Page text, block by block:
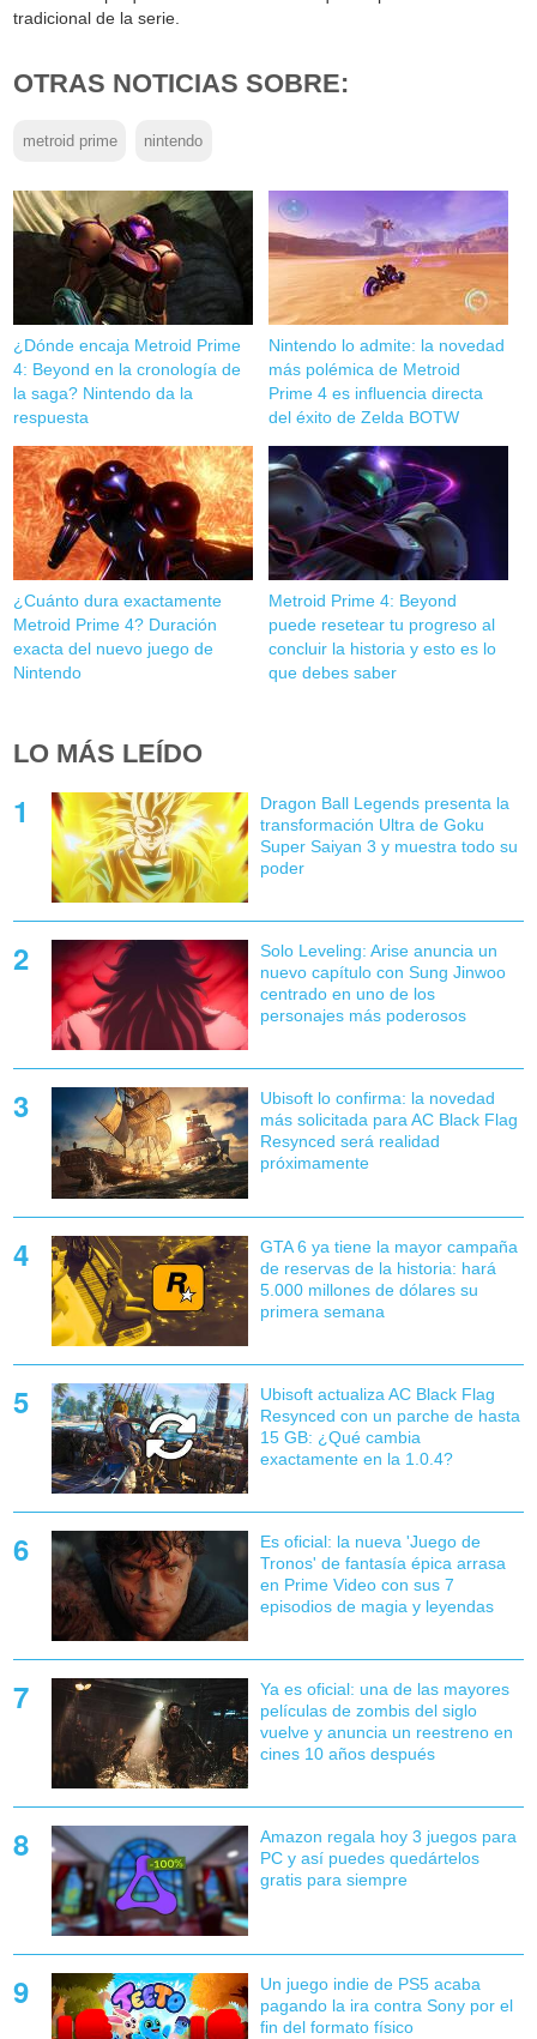
tradicional de la serie.
OTRAS NOTICIAS SOBRE:
metroid prime nintendo
¿Dónde encaja Metroid Prime
4: Beyond en la cronología de
la saga? Nintendo da la
respuesta
Nintendo lo admite: la novedad
más polémica de Metroid
Prime 4 es influencia directa
del éxito de Zelda BOTW
¿Cuánto dura exactamente
Metroid Prime 4? Duración
exacta del nuevo juego de
Nintendo
Metroid Prime 4: Beyond
puede resetear tu progreso al
concluir la historia y esto es lo
que debes saber
LO MÁS LEÍDO
Dragon Ball Legends presenta la
transformación Ultra de Goku
Super Saiyan 3 y muestra todo su
poder
Solo Leveling: Arise anuncia un
nuevo capítulo con Sung Jinwoo
centrado en uno de los
personajes más poderosos
Ubisoft lo confirma: la novedad
más solicitada para AC Black Flag
Resynced será realidad
próximamente
GTA 6 ya tiene la mayor campaña
de reservas de la historia: hará
5.000 millones de dólares su
primera semana
Ubisoft actualiza AC Black Flag
Resynced con un parche de hasta
15 GB: ¿Qué cambia
exactamente en la 1.0.4?
Es oficial: la nueva 'Juego de
Tronos' de fantasía épica arrasa
en Prime Video con sus 7
episodios de magia y leyendas
Ya es oficial: una de las mayores
películas de zombis del siglo
vuelve y anuncia un reestreno en
cines 10 años después
Amazon regala hoy 3 juegos para
PC y así puedes quedártelos
gratis para siempre
Un juego indie de PS5 acaba
pagando la ira contra Sony por el
fin del formato físico